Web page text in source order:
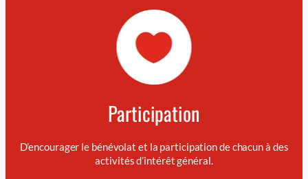
Participation
D’encourager le bénévolat et la participation de chacun à des
activités d’intérêt général.